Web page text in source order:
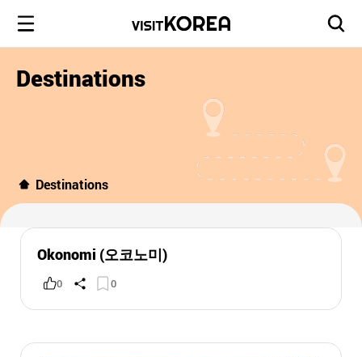
Destinations
Destinations
Okonomi (오코노미)
0 0